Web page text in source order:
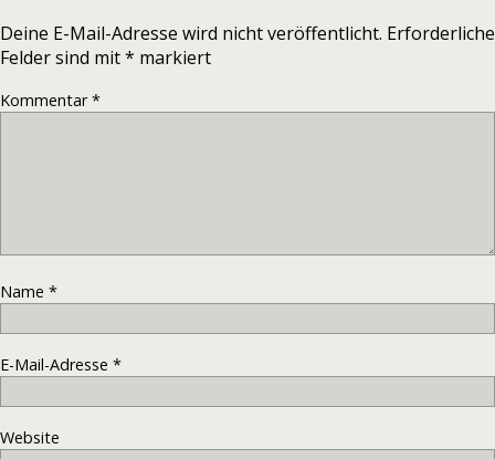
Deine E-Mail-Adresse wird nicht veröffentlicht. Erforderliche
Felder sind mit* markiert
Kommentar*
Name *
E-Mail-Adresse *
Website